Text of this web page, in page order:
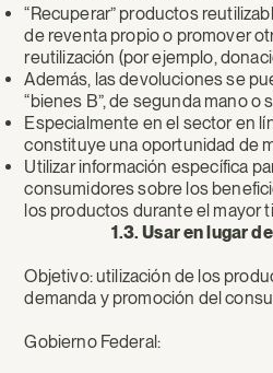
“Recuperar” productos
de reventa propio o promover
reutilización (por ejemplo,
Además, las devoluciones se
“bienes B”, de segunda mano o
Especialmente en el sector en
constituye una oportunidad de
Utilizar información específica
consumidores sobre los
los productos durante el mayor
1.3. Usar en lugar
Objetivo: utilización de los
demanda y promoción del
Gobierno Federal: